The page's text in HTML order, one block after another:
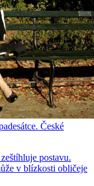
České
postavu.
v blízkosti obličeje